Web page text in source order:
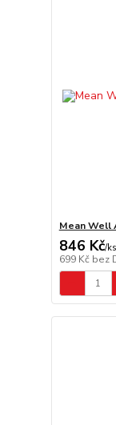
Mean Well
846 Kč/ks
699 Kč bez